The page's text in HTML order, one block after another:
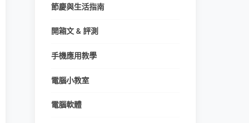
節慶與生活指南
開箱文 & 評測
手機應用教學
電腦小教室
電腦軟體